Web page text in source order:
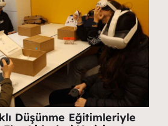
Düşünme Eğitimleriyle